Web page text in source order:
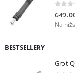
BESTSELLERY
Grot